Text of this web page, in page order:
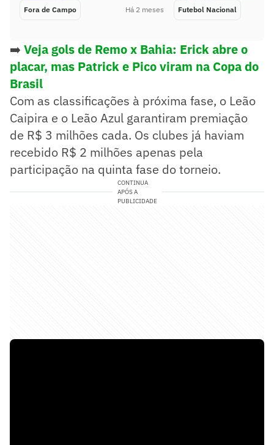
Fora de Campo Há 2 meses Futebol Nacional
➡️ Veja gols de Remo x Bahia: Erick abre o
placar, mas Patrick e Pico viram na Copa do
Brasil
Com as classificações à próxima fase, o Leão
Caipira e o Leão Azul garantiram premiação
de R$ 3 milhões cada. Os clubes já haviam
recebido R$ 2 milhões apenas pela
participação na quinta fase do torneio.
CONTINUA
APÓS A
PUBLICIDADE